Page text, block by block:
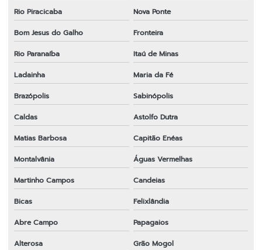
Rio Piracicaba
Nova Ponte
Bom Jesus do Galho
Fronteira
Rio Paranaíba
Itaú de Minas
Ladainha
Maria da Fé
Brazópolis
Sabinópolis
Caldas
Astolfo Dutra
Matias Barbosa
Capitão Enéas
Montalvânia
Águas Vermelhas
Martinho Campos
Candeias
Bicas
Felixlândia
Abre Campo
Papagaios
Alterosa
Grão Mogol